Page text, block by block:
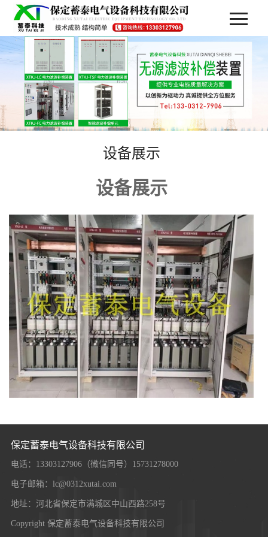
设备展示
设备展示
保定蓄泰电气设备科技有限公司
电话：13303127906（微信同号）15731278000
电子邮箱：lc@0312xutai.com
地址：河北省保定市满城区中山西路258号
Copyright 保定蓄泰电气设备科技有限公司